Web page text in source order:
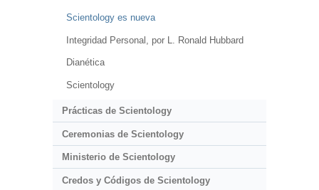
Scientology es nueva
Integridad Personal, por L. Ronald Hubbard
Dianética
Scientology
Prácticas de Scientology
Ceremonias de Scientology
Ministerio de Scientology
Credos y Códigos de Scientology